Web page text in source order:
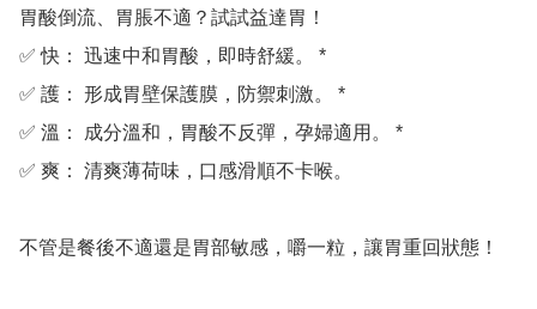
胃酸倒流、胃脹不適？試試益達胃！
✅ 快： 迅速中和胃酸，即時舒緩。 *
✅ 護： 形成胃壁保護膜，防禦刺激。 *
✅ 溫： 成分溫和，胃酸不反彈，孕婦適用。 *
✅ 爽： 清爽薄荷味，口感滑順不卡喉。
不管是餐後不適還是胃部敏感，嚼一粒，讓胃重回狀態！